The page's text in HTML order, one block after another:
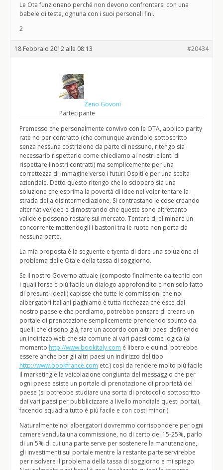
Le Ota funzionano perché non devono confrontarsi con una
babele di teste, ognuna con i suoi personali fini.
2
18 Febbraio 2012 alle 08:13 #20434
Zeno Govoni
Partecipante
Premesso che personalmente convivo con le OTA, applico parity
rate no per contratto (che comunque avendolo sottoscritto
senza nessuna costrizione da parte di nessuno, ritengo sia
necessario rispettarlo come chiediamo ai nostri clienti di
rispettare i nostri contratti) ma semplicemente per una
correttezza di immagine verso i futuri Ospiti e per una scelta
aziendale. Detto questo ritengo che lo sciopero sia una
soluzione che esprima la povertà di idee nel voler tentare la
strada della disintermediazione. Si contrastano le cose creando
alternative/idee e dimostrando che queste sono altrettanto
valide e possono restare sul mercato. Tentare di eliminare un
concorrente mettendogli i bastoni tra le ruote non porta da
nessuna parte.
La mia proposta è la seguente e tyenta di dare una soluzione al
problema delle Ota e della tassa di soggiorno.
Se il nostro Governo attuale (composto finalmente da tecnici con
i quali forse è più facile un dialogo approfondito e non solo fatto
di presunti ideali) capisse che tutte le commissioni che noi
albergatori italiani paghiamo è tutta ricchezza che esce dal
nostro paese e che perdiamo, potrebbe pensare di creare un
portale di prenotazione semplicemente prendendo spunto da
quelli che ci sono già, fare un accordo con altri paesi definendo
un indirizzo web che sia comune ai vari paesi come logica (al
momento http://www.bookitaly.com è libero e quindi potrebbe
essere anche per gli altri paesi un indirizzo del tipo
http://www.bookfrance.com etc.) così da rendere molto più facile
il marketing e la veicolazione congiunta del messaggio che per
ogni paese esiste un portale di prenotazione di proprietà del
paese (si potrebbe studiare una sorta di protocollo sottoscritto
dai vari paesi per pubblicizzare a livello mondiale questi portali,
facendo squadra tutto è più facile e con costi minori).
Naturalmente noi albergatori dovremmo corrispondere per ogni
camere venduta una commissione, no di certo del 15-25%, parlo
di un 5% di cui una parte serve per sostenere la manutenzione,
gli investimenti sul portale mentre la restante parte servirebbe
per risolvere il problema della tassa di soggiorno e mi spiego.